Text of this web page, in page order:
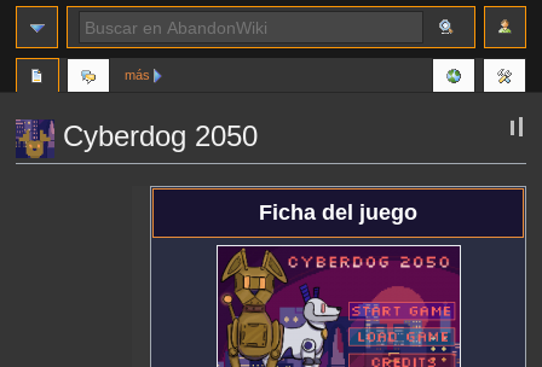
Cyberdog 2050
Ficha del juego
más